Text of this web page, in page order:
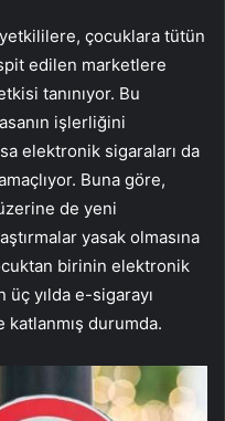
çocuklara tütün
edilen marketlere
tanınıyor. Bu
işlerliğini
elektronik sigaraları da
Buna göre,
de yeni
yasak olmasına
birinin elektronik
yılda e-sigarayı
katlanmış durumda.